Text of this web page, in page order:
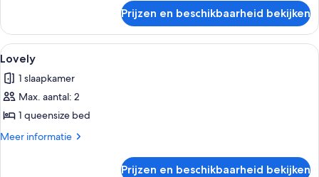
Prijzen en beschikbaarheid bekijken
Alle
foto's
voor
Lovely
laden
Een hotelkamer met een bed, twee
9
Lovely
1 slaapkamer
Max. aantal: 2
1 queensize bed
Meer informatie
Meer
Prijzen en beschikbaarheid bekijken